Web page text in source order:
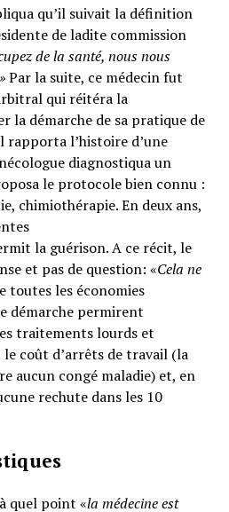
qu’il suivait la définition
de ladite commission
de la santé, nous nous
Par la suite, ce médecin fut
qui réitéra la
la démarche de sa pratique de
rapporta l’histoire d’une
diagnostiqua un
le protocole bien connu :
chimiothérapie. En deux ans,
la guérison. A ce récit, le
et pas de question: «Cela ne
toutes les économies
démarche permirent
traitements lourds et
le coût d’arrêts de travail (la
aucun congé maladie) et, en
rechute dans les 10
quel point «la médecine est